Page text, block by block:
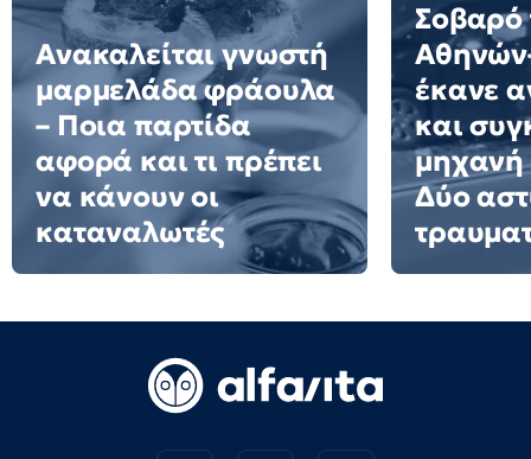
Ανακαλείται γνωστή
μαρμελάδα φράουλα
– Ποια παρτίδα
αφορά και τι πρέπει
να κάνουν οι
καταναλωτές
Σοβαρό
έκανε
και
μηχανή
Δύο